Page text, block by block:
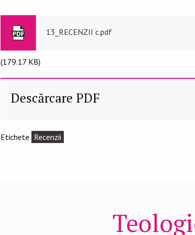
13_RECENZII c.pdf
(179.17 KB)
Descărcare PDF
Etichete Recenzii